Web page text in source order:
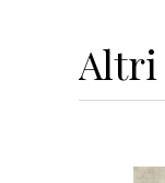
Altri